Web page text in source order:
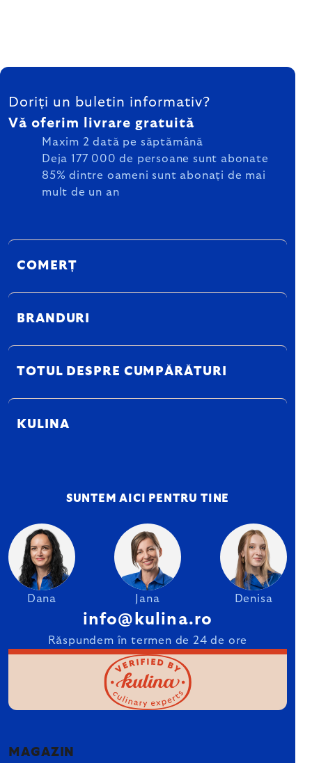
SUBSOL
Doriți un buletin informativ?
Vă oferim livrare gratuită
Maxim 2 dată pe săptămână
Deja 177 000 de persoane sunt abonate
85% dintre oameni sunt abonați de mai
mult de un an
COMERȚ
BRANDURI
TOTUL DESPRE CUMPĂRĂTURI
KULINA
SUNTEM AICI PENTRU TINE
Dana Jana Denisa
info@kulina.ro
Răspundem în termen de 24 de ore
MAGAZIN